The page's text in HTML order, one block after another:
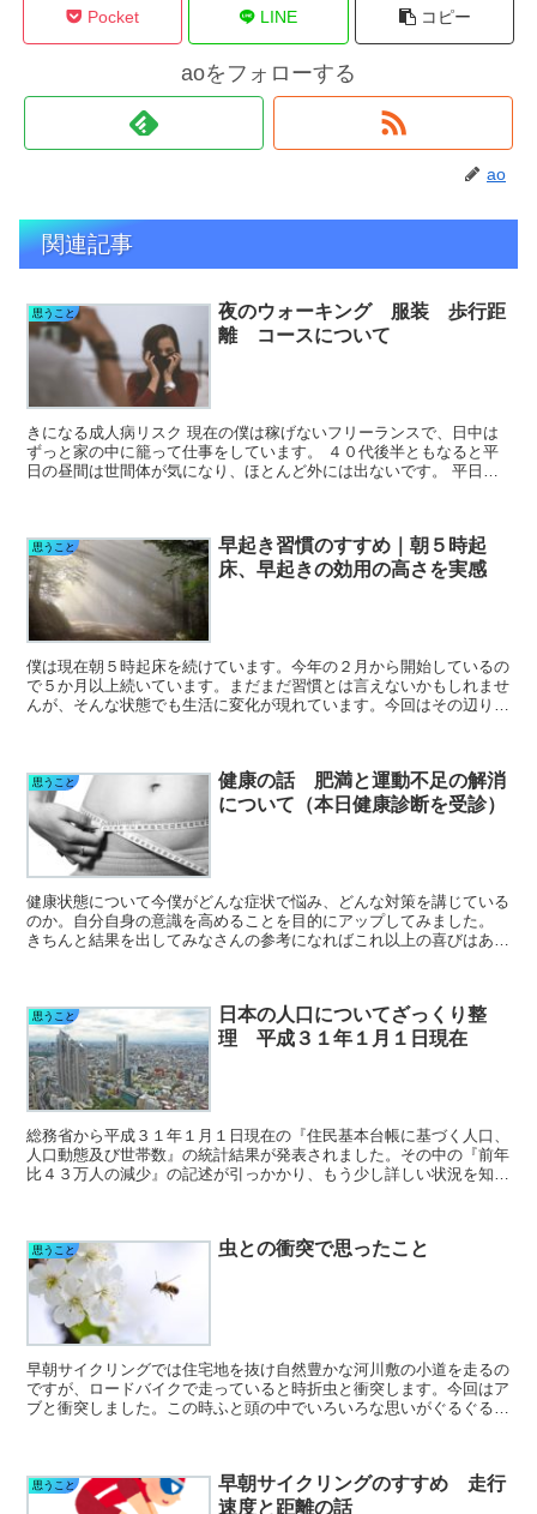
Pocket LINE コピー
aoをフォローする
ao
関連記事
思うこと
夜のウォーキング 服装 歩行距
離 コースについて
きになる成人病リスク 現在の僕は稼げないフリーランスで、日中は
ずっと家の中に籠って仕事をしています。 ４０代後半ともなると平
日の昼間は世間体が気になり、ほとんど外には出ないです。 平日で
思うこと
早起き習慣のすすめ｜朝５時起
床、早起きの効用の高さを実感
僕は現在朝５時起床を続けています。今年の２月から開始しているの
で５か月以上続いています。まだまだ習慣とは言えないかもしれませ
んが、そんな状態でも生活に変化が現れています。今回はその辺りを
思うこと
健康の話 肥満と運動不足の解消
について（本日健康診断を受診）
健康状態について今僕がどんな症状で悩み、どんな対策を講じている
のか。自分自身の意識を高めることを目的にアップしてみました。
きちんと結果を出してみなさんの参考になればこれ以上の喜びはあり
思うこと
日本の人口についてざっくり整
理 平成３１年１月１日現在
総務省から平成３１年１月１日現在の『住民基本台帳に基づく人口、
人口動態及び世帯数』の統計結果が発表されました。その中の『前年
比４３万人の減少』の記述が引っかかり、もう少し詳しい状況を知り
思うこと 虫との衝突で思ったこと
早朝サイクリングでは住宅地を抜け自然豊かな河川敷の小道を走るの
ですが、ロードバイクで走っていると時折虫と衝突します。今回はア
ブと衝突しました。この時ふと頭の中でいろいろな思いがぐるぐると
思うこと
早朝サイクリングのすすめ 走行
速度と距離の話